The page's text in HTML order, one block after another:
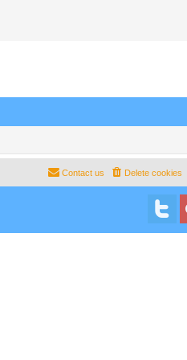
Delete cookies
Contact us